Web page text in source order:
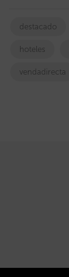
destacado
hoteles
vendadirecta